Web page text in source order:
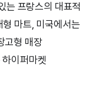
는 프랑스의 대표적
마트, 미국에서는
형 매장
이퍼마켓